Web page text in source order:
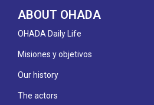
ABOUT OHADA
OHADA Daily Life
Misiones y objetivos
Our history
The actors